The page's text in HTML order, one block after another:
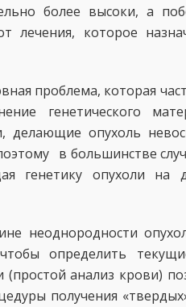
более высоки, а
лечения, которое
проблема, которая
генетического
делающие опухоль
в большинстве
генетику опухоли на
неоднородности
определить
анализ крови)
получения